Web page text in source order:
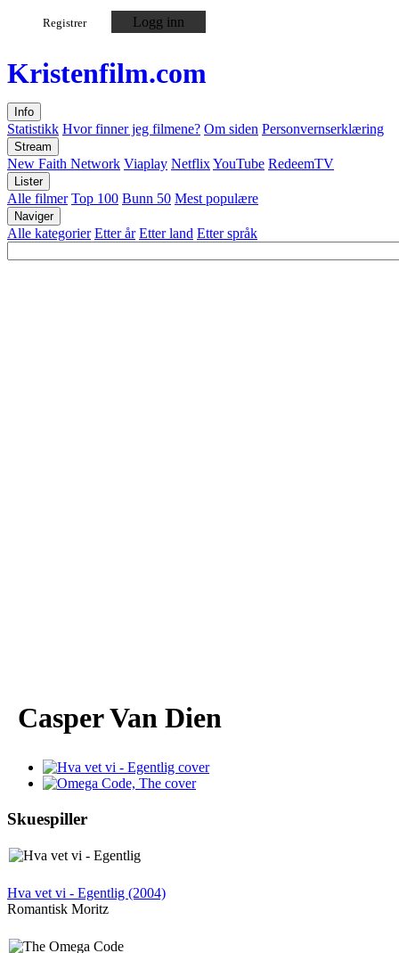
Registrer Logg inn
Kristenfilm.com
Info
Statistikk Hvor finner jeg filmene? Om siden Personvernserklæring
Stream
New Faith Network Viaplay NetflixYouTube RedeemTV
Lister
Alle filmer Top 100 Bunn 50 Mest populære
Naviger
Alle kategorier Etter år Etter land Etter språk
Casper Van Dien
Skuespiller
Hva vet vi - Egentlig (2004)
Romantisk Moritz